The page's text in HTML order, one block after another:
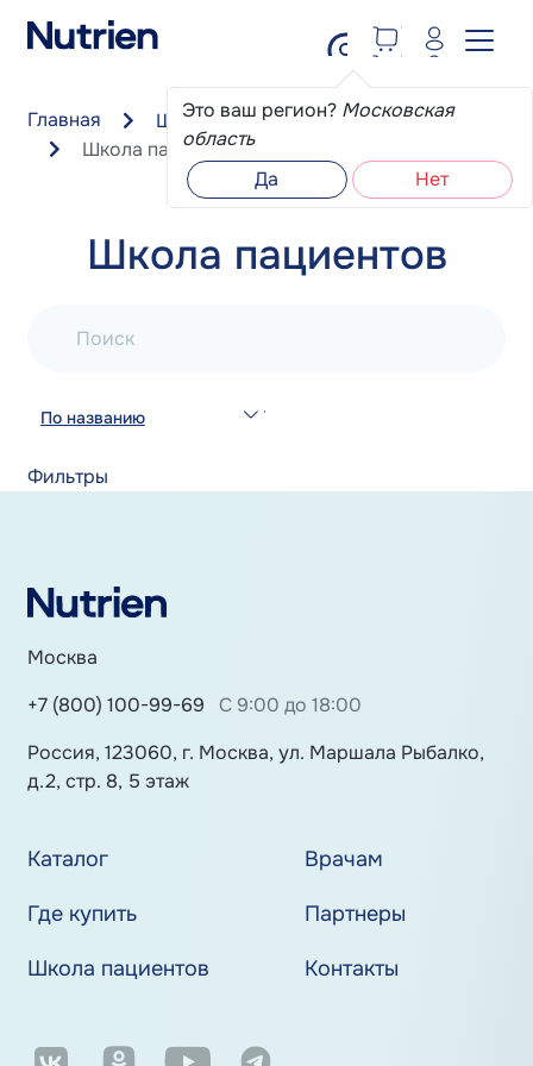
Это ваш регион? Московская
область
Да
Нет
Главная
Школа пациента
Школа пациентов
Школа пациентов
Поиск
По названию
Фильтры
Москва
+7 (800) 100-99-69
С 9:00 до 18:00
Россия, 123060, г. Москва, ул. Маршала Рыбалко,
д.2, стр. 8, 5 этаж
Каталог
Врачам
Где купить
Партнеры
Школа пациентов
Контакты